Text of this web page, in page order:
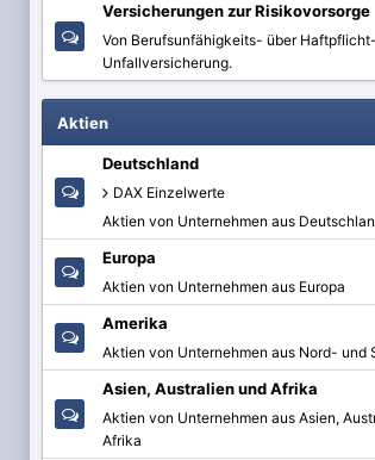
Versicherungen zur Risikovorsorge
Von Berufsunfähigkeits- über
Unfallversicherung.
Aktien
Deutschland
DAX Einzelwerte
Aktien von Unternehmen aus
Europa
Aktien von Unternehmen aus Europa
Amerika
Aktien von Unternehmen aus Nord- und
Asien, Australien und Afrika
Aktien von Unternehmen aus Asien,
Afrika